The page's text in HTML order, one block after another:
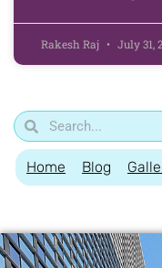
Rakesh Raj July 31,
Home Blog